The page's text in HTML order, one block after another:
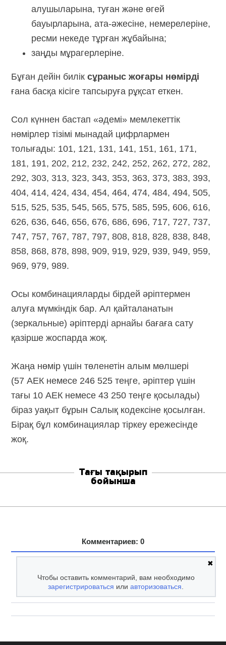
алушыларына, туған және өгей
бауырларына,ата-әжесіне, немерелеріне,
ресми некеде тұрған жұбайына;
заңды мұрагерлеріне.
Бұған дейін биліксұраныс жоғары нөмірді
ғана басқа кісіге тапсыруға рұқсат еткен.
Сол күннен бастап «әдемі» мемлекеттік
нөмірлер тізімі мынадай цифрлармен
толығады: 101, 121, 131, 141, 151, 161, 171,
181, 191, 202, 212, 232, 242, 252, 262, 272, 282,
292, 303, 313, 323, 343, 353, 363, 373, 383, 393,
404, 414, 424, 434, 454, 464, 474, 484, 494, 505,
515, 525, 535, 545, 565, 575, 585, 595, 606, 616,
626, 636, 646, 656, 676, 686, 696, 717, 727, 737,
747, 757, 767, 787, 797, 808, 818, 828, 838, 848,
858, 868, 878, 898, 909, 919, 929, 939, 949, 959,
969, 979, 989.
Осы комбинацияларды бірдей әріптермен
алуға мүмкіндік бар. Ал қайталанатын
(зеркальные) әріптерді арнайы бағаға сату
қазірше жоспарда жоқ.
Жаңа нөмір үшін төленетін алым мөлшері
(57 АЕК немесе 246 525 теңге, әріптер үшін
тағы 10 АЕК немесе 43 250 теңге қосылады)
біраз уақыт бұрын Салық кодексіне қосылған.
Бірақ бұл комбинациялар тіркеу ережесінде
жоқ.
Тағы тақырып
бойынша
Комментариев: 0
✖
Чтобы оставить комментарий, вам необходимо
зарегистрироваться илиавторизоваться.